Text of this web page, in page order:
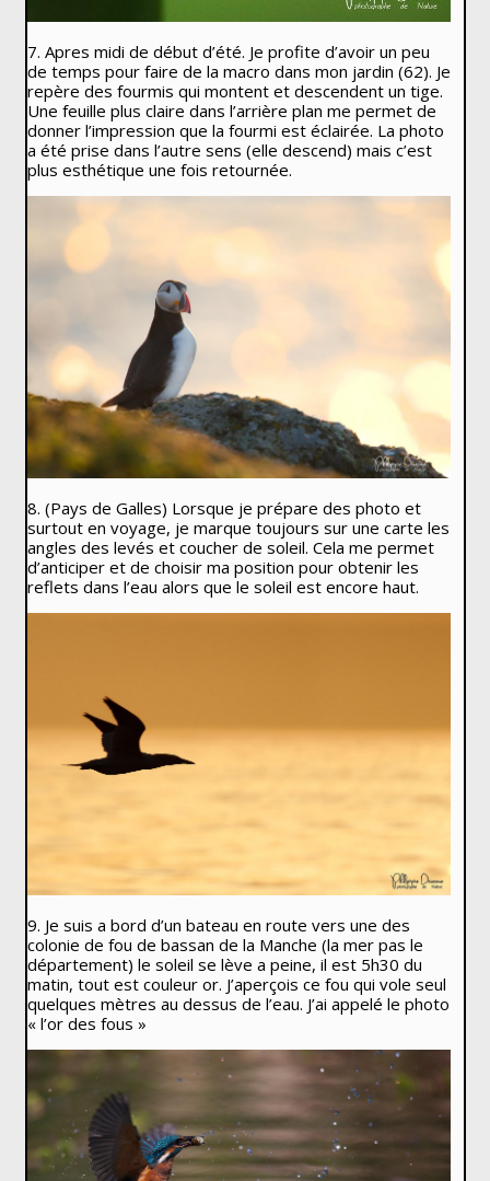
7. Apres midi de début d’été. Je profite d’avoir un peu
de temps pour faire de la macro dans mon jardin (62). Je
repère des fourmis qui montent et descendent un tige.
Une feuille plus claire dans l’arrière plan me permet de
donner l’impression que la fourmi est éclairée. La photo
a été prise dans l’autre sens (elle descend) mais c’est
plus esthétique une fois retournée.
8. (Pays de Galles) Lorsque je prépare des photo et
surtout en voyage, je marque toujours sur une carte les
angles des levés et coucher de soleil. Cela me permet
d’anticiper et de choisir ma position pour obtenir les
reflets dans l’eau alors que le soleil est encore haut.
9. Je suis a bord d’un bateau en route vers une des
colonie de fou de bassan de la Manche (la mer pas le
département) le soleil se lève a peine, il est 5h30 du
matin, tout est couleur or. J’aperçois ce fou qui vole seul
quelques mètres au dessus de l’eau. J’ai appelé le photo
« l’or des fous »